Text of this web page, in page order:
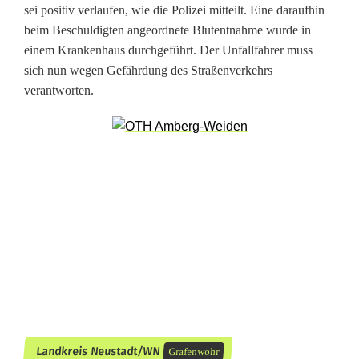
l
l
sei positiv verlaufen, wie die Polizei mitteilt. Eine daraufhin
beim Beschuldigten angeordnete Blutentnahme wurde in
einem Krankenhaus durchgeführt. Der Unfallfahrer muss
sich nun wegen Gefährdung des Straßenverkehrs
verantworten.
Landkreis Neustadt/WN Grafenwöhr